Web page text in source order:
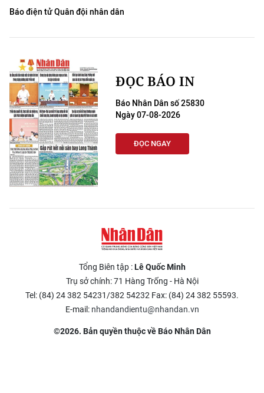
Báo điện tử Quân đội nhân dân
ĐỌC BÁO IN
Báo Nhân Dân số 25830
Ngày 07-08-2026
ĐỌC NGAY
Tổng Biên tập :Lê Quốc Minh
Trụ sở chính: 71 Hàng Trống - Hà Nội
Tel: (84) 24 382 54231/382 54232 Fax: (84) 24 382 55593.
E-mail: nhandandientu@nhandan.vn
©2026. Bản quyền thuộc về Báo Nhân Dân